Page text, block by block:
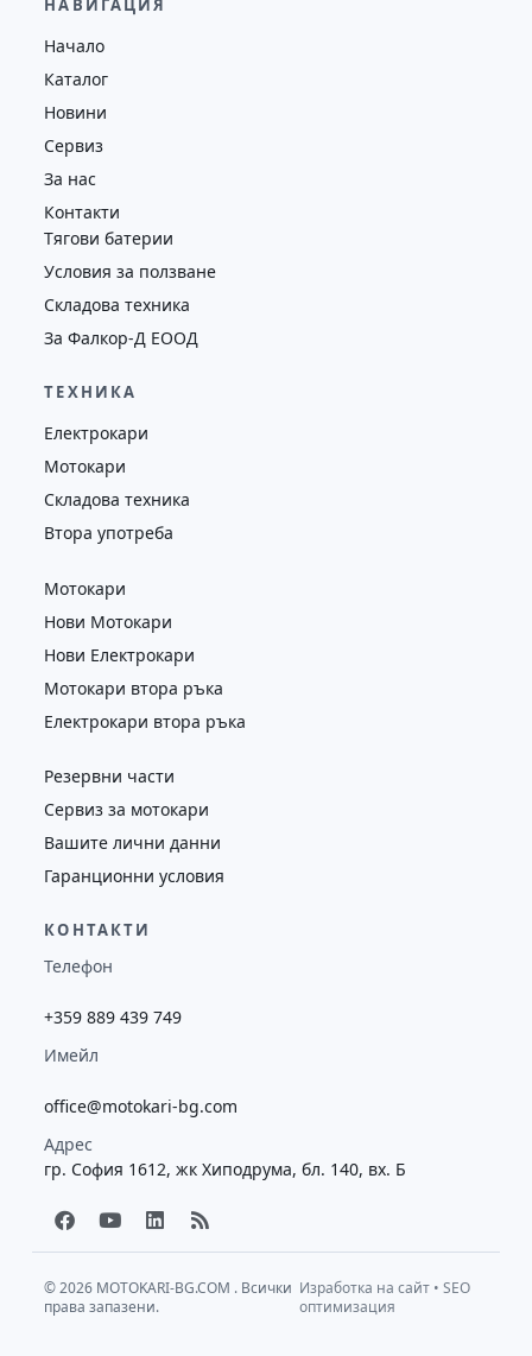
7476
НАВИГАЦИЯ
Начало
Каталог
Новини
Сервиз
За нас
Контакти
Тягови батерии
Условия за ползване
Складова техника
За Фалкор-Д ЕООД
ТЕХНИКА
Електрокари
Мотокари
Складова техника
Втора употреба
Мотокари
Нови Мотокари
Нови Електрокари
Мотокари втора ръка
Електрокари втора ръка
Резервни части
Сервиз за мотокари
Вашите лични данни
Гаранционни условия
КОНТАКТИ
Телефон
+359 889 439 749
Имейл
office@motokari-bg.com
Адрес
гр. София 1612, жк Хиподрума, бл. 140, вх. Б
F
a
c
b
o
Y
o
u
u
b
L
i
n
e
d
R
s
s
© 2026 MOTOKARI-BG.COM . Всички
права запазени.
Изработка на сайт •SEO
оптимизация